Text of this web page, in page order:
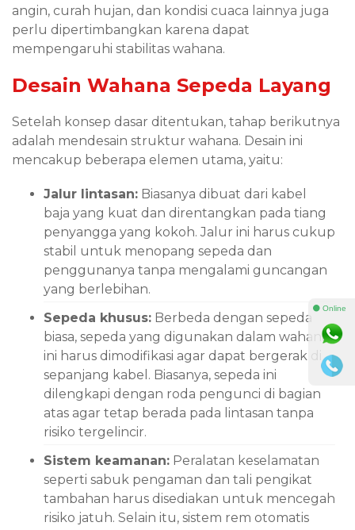
angin, curah hujan, dan kondisi cuaca lainnya juga
perlu dipertimbangkan karena dapat
mempengaruhi stabilitas wahana.
Desain Wahana Sepeda Layang
Setelah konsep dasar ditentukan, tahap berikutnya
adalah mendesain struktur wahana. Desain ini
mencakup beberapa elemen utama, yaitu:
Jalur lintasan: Biasanya dibuat dari kabel
baja yang kuat dan direntangkan pada tiang
penyangga yang kokoh. Jalur ini harus cukup
stabil untuk menopang sepeda dan
penggunanya tanpa mengalami guncangan
yang berlebihan.
Sepeda khusus: Berbeda dengan sepeda
biasa, sepeda yang digunakan dalam wahana
ini harus dimodifikasi agar dapat bergerak di
sepanjang kabel. Biasanya, sepeda ini
dilengkapi dengan roda pengunci di bagian
atas agar tetap berada pada lintasan tanpa
risiko tergelincir.
Sistem keamanan: Peralatan keselamatan
seperti sabuk pengaman dan tali pengikat
tambahan harus disediakan untuk mencegah
risiko jatuh. Selain itu, sistem rem otomatis
⚫ Online